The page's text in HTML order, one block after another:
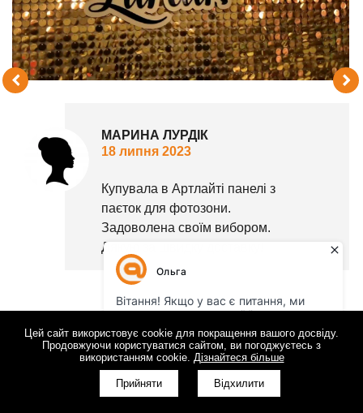
МАРИНА ЛУРДІК
18 липня 2023
Купувала в Артлайті панелі з
паєток для фотозони.
Задоволена своїм вибором.
Дякую за швидку доставку!
ПАНЕЛІ З ПАЄТОК
10 базується на1 відгуках наших клієнтів
Замовляйте "Панелі з паєток", з доставкою та монтажем по Україні
Цей сайт використовує cookie для покращення вашого досвіду.
Продовжуючи користуватися сайтом, ви погоджуєтесь з
використанням cookie. Дізнайтеся більше
Прийняти Відхилити